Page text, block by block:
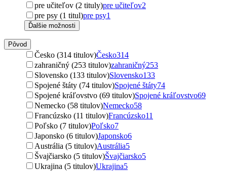
pre učiteľov (2 tituly)pre učiteľov2
pre psy (1 titul)pre psy1
Ďalšie možnosti
Pôvod
Česko (314 titulov)Česko314
zahraničný (253 titulov)zahraničný253
Slovensko (133 titulov)Slovensko133
Spojené štáty (74 titulov)Spojené štáty74
Spojené kráľovstvo (69 titulov)Spojené kráľovstvo69
Nemecko (58 titulov)Nemecko58
Francúzsko (11 titulov)Francúzsko11
Poľsko (7 titulov)Poľsko7
Japonsko (6 titulov)Japonsko6
Austrália (5 titulov)Austrália5
Švajčiarsko (5 titulov)Švajčiarsko5
Ukrajina (5 titulov)Ukrajina5